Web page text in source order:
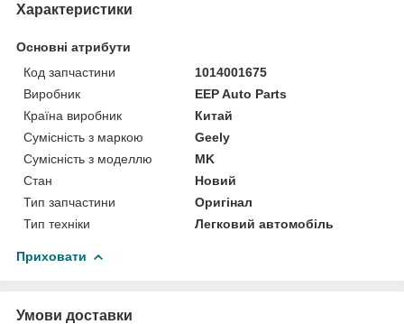
Характеристики
Основні атрибути
Код запчастини
1014001675
Виробник
EEP Auto Parts
Країна виробник
Китай
Сумісність з маркою
Geely
Сумісність з моделлю
MK
Стан
Новий
Тип запчастини
Оригінал
Тип техніки
Легковий автомобіль
Приховати
Умови доставки